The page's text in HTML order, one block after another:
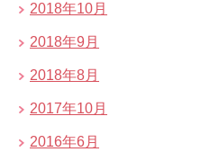
2018年10月
2018年9月
2018年8月
2017年10月
2016年6月